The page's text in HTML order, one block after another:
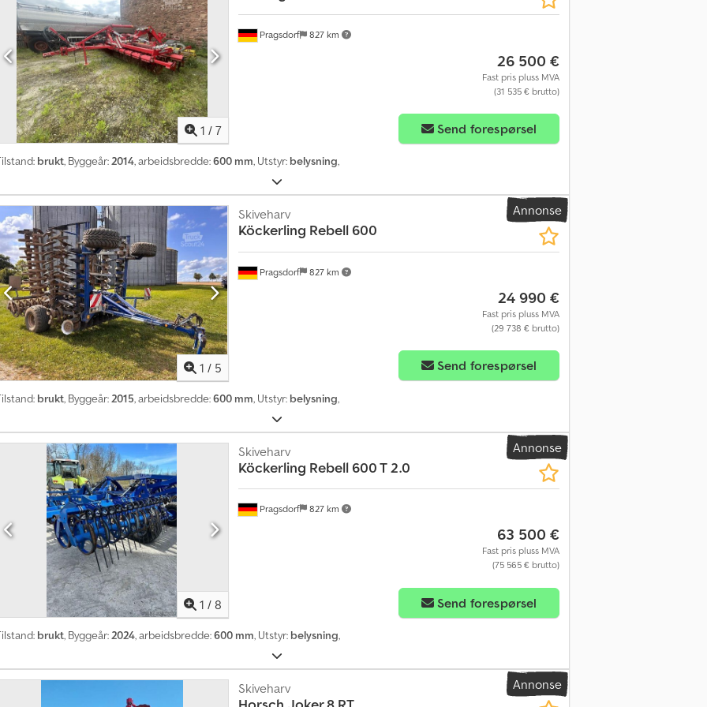
1 / 7
Pragsdorf 827 km
26 500 €
Fast pris pluss MVA
(31 535 € brutto)
Send forespørsel
brukt, Byggeår:2014, arbeidsbredde:600 mm, Utstyr: belysning,
Annonse
1 / 5
Pragsdorf 827 km
Skiveharv
Köckerling Rebell 600
24 990 €
Fast pris pluss MVA
(29 738 € brutto)
Send forespørsel
brukt, Byggeår: 2015, arbeidsbredde:600 mm, Utstyr: belysning,
Annonse
1 / 8
Pragsdorf 827 km
Skiveharv
Köckerling Rebell 600 T 2.0
63 500 €
Fast pris pluss MVA
(75 565 € brutto)
Send forespørsel
brukt, Byggeår:2024, arbeidsbredde:600 mm, Utstyr: belysning,
Annonse
Skiveharv